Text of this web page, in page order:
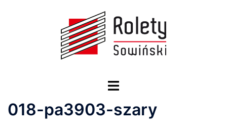
Przełącz
018-pa3903-szary